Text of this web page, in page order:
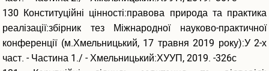
130 Конституційні цінності:правова природа та практика
реалізації:збірник тез Міжнародної науково-практичної
конференції (м.Хмельницький, 17 травня 2019 року):У 2-х
част. - Частина 1./ - Хмельницький:ХУУП, 2019. -326с